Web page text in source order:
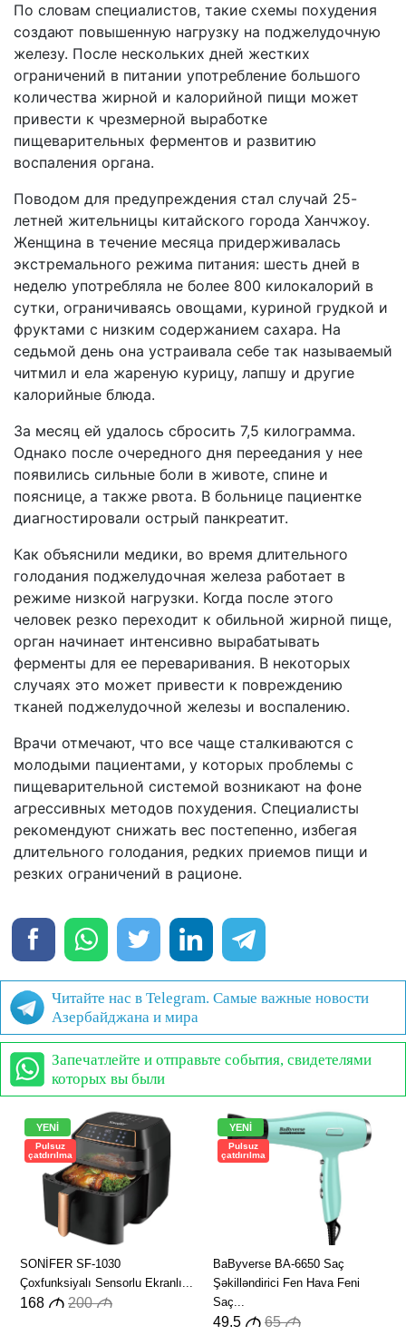
По словам специалистов, такие схемы похудения
создают повышенную нагрузку на поджелудочную
железу. После нескольких дней жестких
ограничений в питании употребление большого
количества жирной и калорийной пищи может
привести к чрезмерной выработке
пищеварительных ферментов и развитию
воспаления органа.
Поводом для предупреждения стал случай 25-
летней жительницы китайского города Ханчжоу.
Женщина в течение месяца придерживалась
экстремального режима питания: шесть дней в
неделю употребляла не более 800 килокалорий в
сутки, ограничиваясь овощами, куриной грудкой и
фруктами с низким содержанием сахара. На
седьмой день она устраивала себе так называемый
читмил и ела жареную курицу, лапшу и другие
калорийные блюда.
За месяц ей удалось сбросить 7,5 килограмма.
Однако после очередного дня переедания у нее
появились сильные боли в животе, спине и
пояснице, а также рвота. В больнице пациентке
диагностировали острый панкреатит.
Как объяснили медики, во время длительного
голодания поджелудочная железа работает в
режиме низкой нагрузки. Когда после этого
человек резко переходит к обильной жирной пище,
орган начинает интенсивно вырабатывать
ферменты для ее переваривания. В некоторых
случаях это может привести к повреждению
тканей поджелудочной железы и воспалению.
Врачи отмечают, что все чаще сталкиваются с
молодыми пациентами, у которых проблемы с
пищеварительной системой возникают на фоне
агрессивных методов похудения. Специалисты
рекомендуют снижать вес постепенно, избегая
длительного голодания, редких приемов пищи и
резких ограничений в рационе.
Читайте нас в Telegram. Самые важные новости
Азербайджана и мира
Запечатлейте и отправьте события, свидетелями
которых вы были